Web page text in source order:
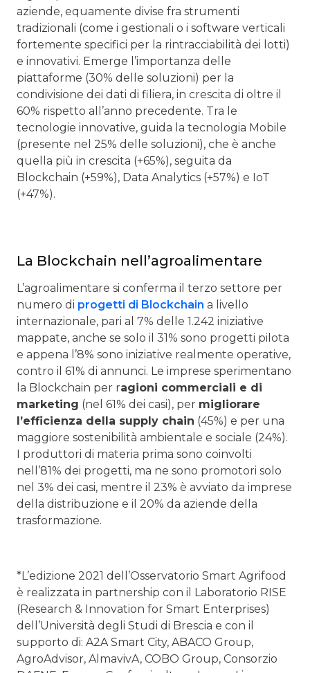
aziende, equamente divise fra strumenti
tradizionali (come i gestionali o i software verticali
fortemente specifici per la rintracciabilità dei lotti)
e innovativi. Emerge l’importanza delle
piattaforme (30% delle soluzioni) per la
condivisione dei dati di filiera, in crescita di oltre il
60% rispetto all’anno precedente. Tra le
tecnologie innovative, guida la tecnologia Mobile
(presente nel 25% delle soluzioni), che è anche
quella più in crescita (+65%), seguita da
Blockchain (+59%), Data Analytics (+57%) e IoT
(+47%).
La Blockchain nell’agroalimentare
L’agroalimentare si conferma il terzo settore per
numero di progetti di Blockchain a livello
internazionale, pari al 7% delle 1.242 iniziative
mappate, anche se solo il 31% sono progetti pilota
e appena l’8% sono iniziative realmente operative,
contro il 61% di annunci. Le imprese sperimentano
la Blockchain per ragioni commerciali e di
marketing (nel 61% dei casi), per migliorare
l’efficienza della supply chain (45%) e per una
maggiore sostenibilità ambientale e sociale (24%).
I produttori di materia prima sono coinvolti
nell’81% dei progetti, ma ne sono promotori solo
nel 3% dei casi, mentre il 23% è avviato da imprese
della distribuzione e il 20% da aziende della
trasformazione.
*L’edizione 2021 dell’Osservatorio Smart Agrifood
è realizzata in partnership con il Laboratorio RISE
(Research & Innovation for Smart Enterprises)
dell’Università degli Studi di Brescia e con il
supporto di: A2A Smart City, ABACO Group,
AgroAdvisor, AlmavivA, COBO Group, Consorzio